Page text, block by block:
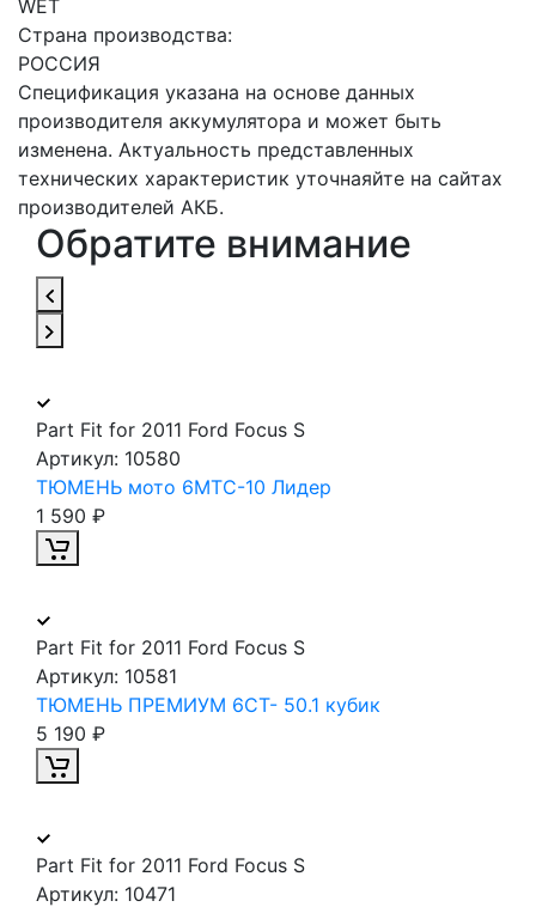
WET
Страна производства:
РОССИЯ
Спецификация указана на основе данных
производителя аккумулятора и может быть
изменена. Актуальность представленных
технических характеристик уточнаяйте на сайтах
производителей АКБ.
Обратите внимание
Part Fit for 2011 Ford Focus S
Артикул: 10580
ТЮМЕНЬ мото 6МТС-10 Лидер
1 590 ₽
Part Fit for 2011 Ford Focus S
Артикул: 10581
ТЮМЕНЬ ПРЕМИУМ 6СТ- 50.1 кубик
5 190 ₽
Part Fit for 2011 Ford Focus S
Артикул: 10471